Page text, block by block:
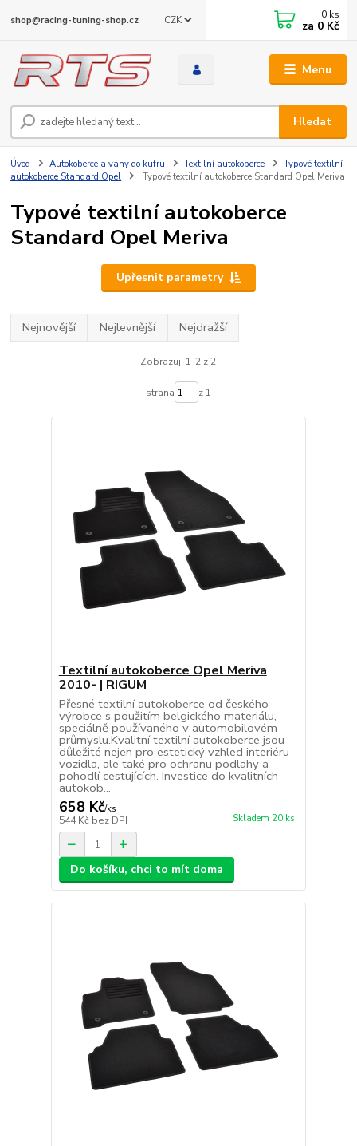
Menu
CZK
Hledat
shop@racing-tuning-shop.cz 0 ks
za 0 Kč
Úvod Autokoberce a vany do kufru Textilní autokoberce
Typové textilní
autokoberce Standard Opel
Typové textilní autokoberce Standard Opel Meriva
Typové textilní autokoberce
Standard Opel Meriva
Upřesnit parametry
Nejnovější Nejlevnější Nejdražší
Zobrazuji 1-2 z 2
strana z 1
Textilní autokoberce Opel Meriva
2010- | RIGUM
Přesné textilní autokoberce od českého
výrobce s použitím belgického materiálu,
speciálně používaného v automobilovém
průmyslu.Kvalitní textilní autokoberce jsou
důležité nejen pro estetický vzhled interiéru
vozidla, ale také pro ochranu podlahy a
pohodlí cestujících. Investice do kvalitních
autokob...
658 Kč/ks
544 Kč bez DPH Skladem 20 ks
Do košíku, chci to mít doma